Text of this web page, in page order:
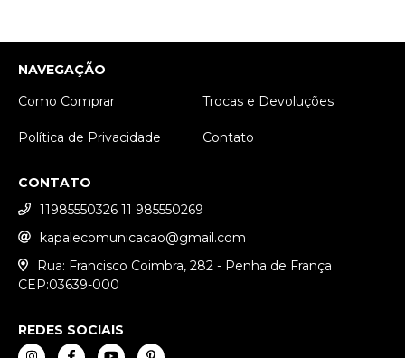
NAVEGAÇÃO
Como Comprar
Trocas e Devoluções
Política de Privacidade Contato
CONTATO
11985550326 11 985550269
kapalecomunicacao@gmail.com
Rua: Francisco Coimbra, 282 - Penha de França
CEP:03639-000
REDES SOCIAIS